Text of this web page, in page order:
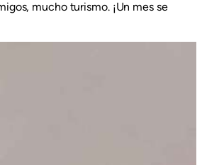
mucho turismo. ¡Un mes se